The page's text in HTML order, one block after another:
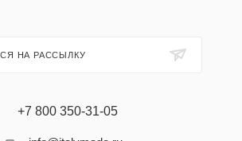
НА РАССЫЛКУ
+7 800 350-31-05